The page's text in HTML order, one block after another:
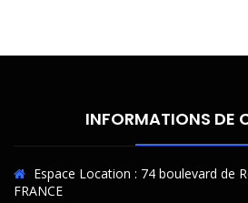
INFORMATIONS DE
Espace Location : 74 boulevard de
FRANCE